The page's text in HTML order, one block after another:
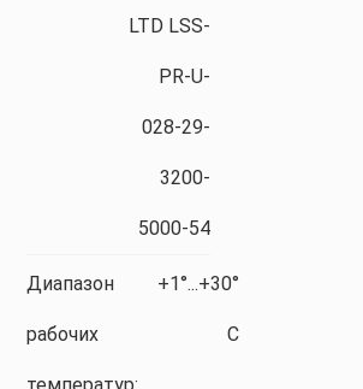
LTD LSS-
PR-U-
028-29-
3200-
5000-54
Диапазон
рабочих
+1°...+30°
C